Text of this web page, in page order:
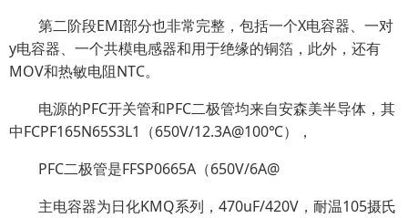
第二阶段EMI部分也非常完整，包括一个X电容器、一对
y电容器、一个共模电感器和用于绝缘的铜箔，此外，还有
MOV和热敏电阻NTC。
电源的PFC开关管和PFC二极管均来自安森美半导体，其
中FCPF165N65S3L1（650V/12.3A@100℃），
PFC二极管是FFSP0665A（650V/6A@
主电容器为日化KMQ系列，470uF/420V，耐温105摄氏